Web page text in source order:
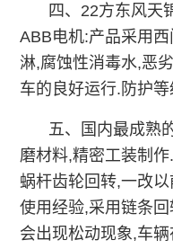
四、 22方东风天
ABB电机:产品采用
淋,腐蚀性消毒水,恶
车的良好运行.防护
五、国内最成熟
磨材料,精密工装制
蜗杆齿轮回转,一改
使用经验,采用链条
会出现松动现象,车